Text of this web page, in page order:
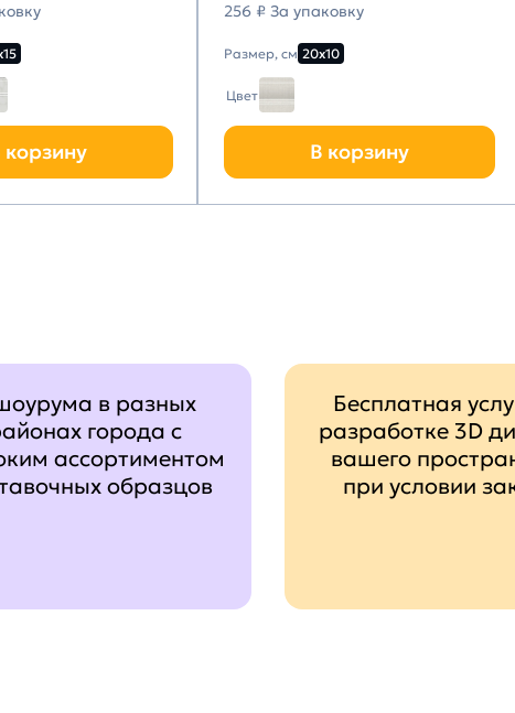
корзину
256 ₽ За упаковку
Размер, см 20х10
Цвет
В корзину
в разных
города с
ассортиментом
образцов
Бесплатная
разработке 3D
вашего
при условии